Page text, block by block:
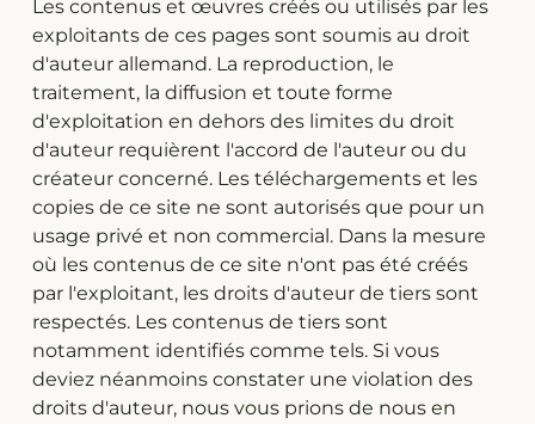
Les contenus et œuvres créés ou utilisés par les
exploitants de ces pages sont soumis au droit
d'auteur allemand. La reproduction, le
traitement, la diffusion et toute forme
d'exploitation en dehors des limites du droit
d'auteur requièrent l'accord de l'auteur ou du
créateur concerné. Les téléchargements et les
copies de ce site ne sont autorisés que pour un
usage privé et non commercial. Dans la mesure
où les contenus de ce site n'ont pas été créés
par l'exploitant, les droits d'auteur de tiers sont
respectés. Les contenus de tiers sont
notamment identifiés comme tels. Si vous
deviez néanmoins constater une violation des
droits d'auteur, nous vous prions de nous en